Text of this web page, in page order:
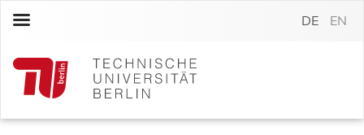
c
DE EN